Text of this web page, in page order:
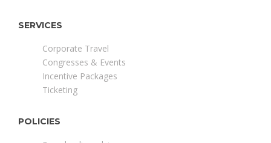
SERVICES
Corporate Travel
Congresses & Events
Incentive Packages
Ticketing
POLICIES